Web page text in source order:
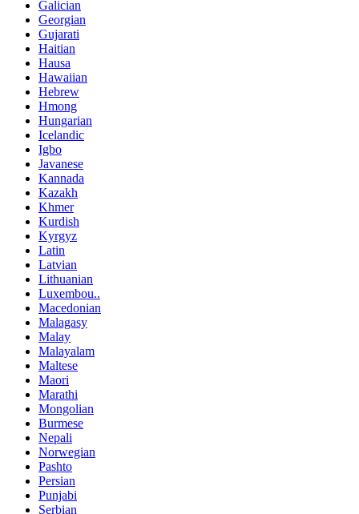
Galician
Georgian
Gujarati
Haitian
Hausa
Hawaiian
Hebrew
Hmong
Hungarian
Icelandic
Igbo
Javanese
Kannada
Kazakh
Khmer
Kurdish
Kyrgyz
Latin
Latvian
Lithuanian
Luxembou..
Macedonian
Malagasy
Malay
Malayalam
Maltese
Maori
Marathi
Mongolian
Burmese
Nepali
Norwegian
Pashto
Persian
Punjabi
Serbian